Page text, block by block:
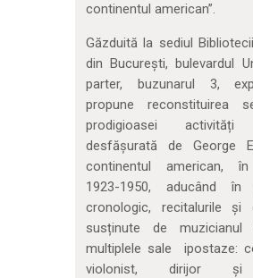
continentul american”.
Găzduită la sediul
din București, bulevardul
parter, buzunarul 3,
propune reconstituirea
prodigioasei activități
desfășurată de George
continentul american,
1923-1950, aducând în
cronologic, recitalurile și
susținute de muzicianul
multiplele sale ipostaze:
violonist, dirijor și